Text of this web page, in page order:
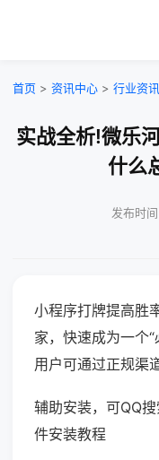
首页 > 资讯中心 > 行业资讯
实战全析!微乐
什么
发布时
小程序打牌提高胜
家，快速成为一个
用户可通过正规渠
辅助安装，可QQ
件安装教程